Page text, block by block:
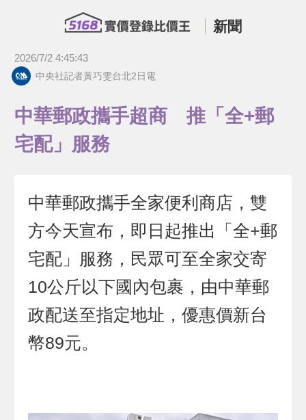
新聞
2026/7/2 4:45:43
中央社記者黃巧雯台北2日電
中華郵政攜手超商 推「全+郵
宅配」服務
中華郵政攜手全家便利商店，雙
方今天宣布，即日起推出「全+郵
宅配」服務，民眾可至全家交寄
10公斤以下國內包裹，由中華郵
政配送至指定地址，優惠價新台
幣89元。